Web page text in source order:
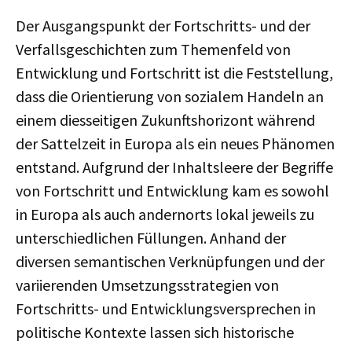
Der Ausgangspunkt der Fortschritts- und der
Verfallsgeschichten zum Themenfeld von
Entwicklung und Fortschritt ist die Feststellung,
dass die Orientierung von sozialem Handeln an
einem diesseitigen Zukunftshorizont während
der Sattelzeit in Europa als ein neues Phänomen
entstand. Aufgrund der Inhaltsleere der Begriffe
von Fortschritt und Entwicklung kam es sowohl
in Europa als auch andernorts lokal jeweils zu
unterschiedlichen Füllungen. Anhand der
diversen semantischen Verknüpfungen und der
variierenden Umsetzungsstrategien von
Fortschritts- und Entwicklungsversprechen in
politische Kontexte lassen sich historische